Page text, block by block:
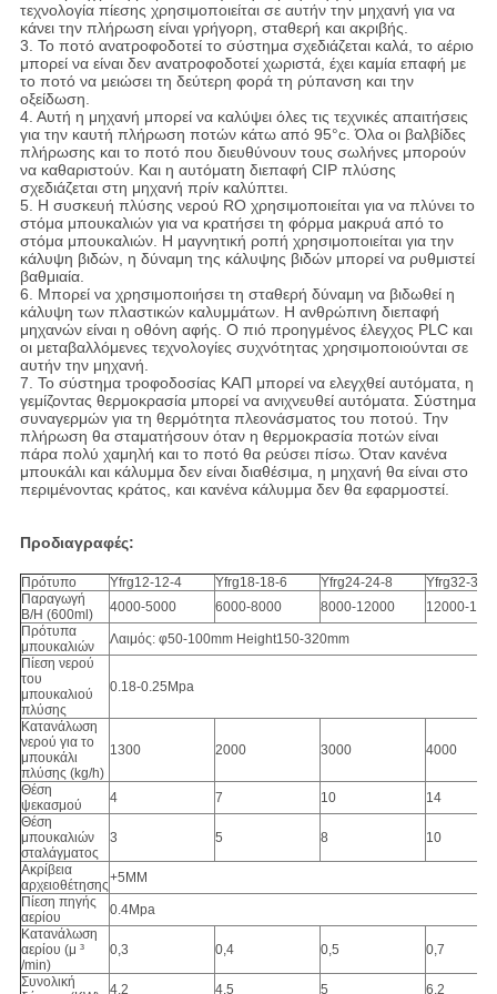
τεχνολογία πίεσης χρησιμοποιείται σε αυτήν την μηχανή για να
κάνει την πλήρωση είναι γρήγορη, σταθερή και ακριβής.
3. Το ποτό ανατροφοδοτεί το σύστημα σχεδιάζεται καλά, το αέριο
μπορεί να είναι δεν ανατροφοδοτεί χωριστά, έχει καμία επαφή με
το ποτό να μειώσει τη δεύτερη φορά τη ρύπανση και την
οξείδωση.
4. Αυτή η μηχανή μπορεί να καλύψει όλες τις τεχνικές απαιτήσεις
για την καυτή πλήρωση ποτών κάτω από 95°c. Όλα οι βαλβίδες
πλήρωσης και το ποτό που διευθύνουν τους σωλήνες μπορούν
να καθαριστούν. Και η αυτόματη διεπαφή CIP πλύσης
σχεδιάζεται στη μηχανή πρίν καλύπτει.
5. Η συσκευή πλύσης νερού RO χρησιμοποιείται για να πλύνει το
στόμα μπουκαλιών για να κρατήσει τη φόρμα μακρυά από το
στόμα μπουκαλιών. Η μαγνητική ροπή χρησιμοποιείται για την
κάλυψη βιδών, η δύναμη της κάλυψης βιδών μπορεί να ρυθμιστεί
βαθμιαία.
6. Μπορεί να χρησιμοποιήσει τη σταθερή δύναμη να βιδωθεί η
κάλυψη των πλαστικών καλυμμάτων. Η ανθρώπινη διεπαφή
μηχανών είναι η οθόνη αφής. Ο πιό προηγμένος έλεγχος PLC και
οι μεταβαλλόμενες τεχνολογίες συχνότητας χρησιμοποιούνται σε
αυτήν την μηχανή.
7. Το σύστημα τροφοδοσίας ΚΑΠ μπορεί να ελεγχθεί αυτόματα, η
γεμίζοντας θερμοκρασία μπορεί να ανιχνευθεί αυτόματα. Σύστημα
συναγερμών για τη θερμότητα πλεονάσματος του ποτού. Την
πλήρωση θα σταματήσουν όταν η θερμοκρασία ποτών είναι
πάρα πολύ χαμηλή και το ποτό θα ρεύσει πίσω. Όταν κανένα
μπουκάλι και κάλυμμα δεν είναι διαθέσιμα, η μηχανή θα είναι στο
περιμένοντας κράτος, και κανένα κάλυμμα δεν θα εφαρμοστεί.
Προδιαγραφές:
Πρότυπο Yfrg12-12-4 Yfrg18-18-6 Yfrg24-24-8
Yfrg32-32-
Παραγωγή
B/H (600ml)
4000-5000 6000-8000 8000-12000
12000-
Πρότυπα
μπουκαλιών
Λαιμός: φ50-100mm Height150-320mm
Πίεση νερού
του
μπουκαλιού
πλύσης
0.18-0.25Mpa
Κατανάλωση
νερού για το
μπουκάλι
πλύσης (kg/h)
1300 2000 3000 4000
Θέση
ψεκασμού
4 7 10
14
Θέση
μπουκαλιών
σταλάγματος
3 5 8 10
Ακρίβεια
αρχειοθέτησης+5MM
Πίεση πηγής
αερίου
0.4Mpa
Κατανάλωση
αερίου (μ ³
/min)
0,3 0,4 0,5 0,7
Συνολική
4.2 4.5 5 6.2